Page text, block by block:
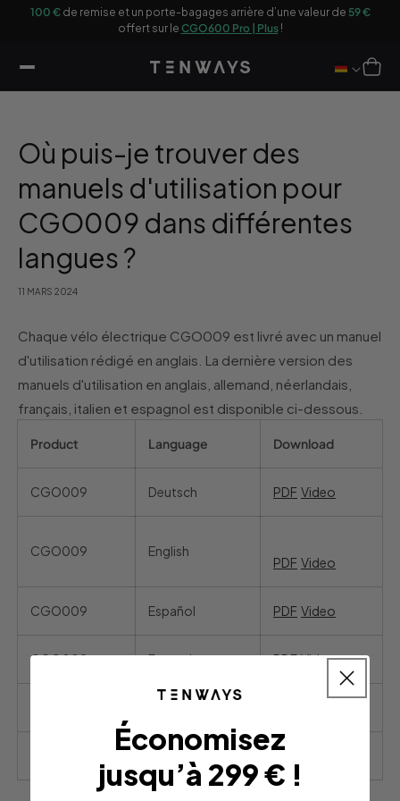
100 €de remise et un porte-bagages arrière d’une valeur de 59 €
offert sur le CGO600 Pro | Plus!
Panier
Où puis-je trouver des
manuels d'utilisation pour
CGO009 dans différentes
langues ?
11 MARS 2024
Chaque vélo électrique CGO009 est livré avec un manuel
d'utilisation rédigé en anglais. La dernière version des
manuels d'utilisation en anglais, allemand, néerlandais,
français, italien et espagnol est disponible ci-dessous.
Product Language Download
CGO009 Deutsch PDF Video
CGO009 English
PDF Video
CGO009 Español PDF Video
CGO009 Français PDF Video
Nederlands PDF
Économisez
jusqu’à 299 € !